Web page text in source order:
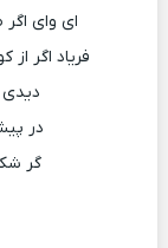
ای وای
فریاد اگر
در
گر